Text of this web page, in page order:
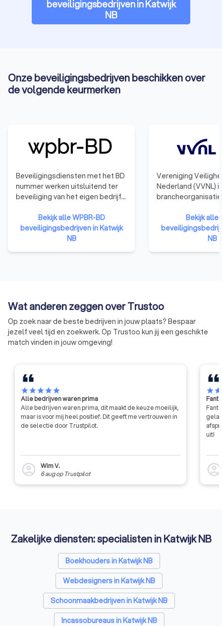
welk security bedrijf in Katwijk NB het beste past bij jouw
wensen en budget. Laat jouw veiligheid aan de experts over
beveiligingsbedrijven in Katwijk
NB
Onze beveiligingsbedrijven beschikken over
de volgende keurmerken
Beveiligingsdiensten met het BD
nummer werken uitsluitend ter
beveiliging van het eigen bedrijf.
klanten.Bekijk alle WPBR-BD
beveiligingsbedrijven in Katwijk
NB
Vereniging
Nederland (VVNL)
bekend als VBe
verspreid over
benadrukt VVNL
van gelijkheid,
Bekijk alle
NB
Wat anderen zeggen over Trustoo
Op zoek naar de beste bedrijven in jouw plaats? Bespaar
jezelf veel tijd en zoekwerk. Op Trustoo kun jij een geschikte
match vinden in jouw omgeving!
starstarstarstarstar
Alle bedrijven waren prima
Alle bedrijven waren prima, dit maakt de keuze moeilijk,
maar is voor mij heel positief. Dit geeft me vertrouwen in
de selectie door Trustpilot.
account_circle
Wim V.
6 augop Trustpilot
starstar
uit!
account_circle
Zakelijke diensten: specialisten in Katwijk NB
Boekhouders in Katwijk NB
Webdesigners in Katwijk NB
Schoonmaakbedrijven in Katwijk NB
Incassobureaus in Katwijk NB